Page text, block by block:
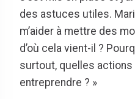
des astuces utiles.
m’aider à mettre des
d’où cela vient-il ?
surtout, quelles
entreprendre ? »